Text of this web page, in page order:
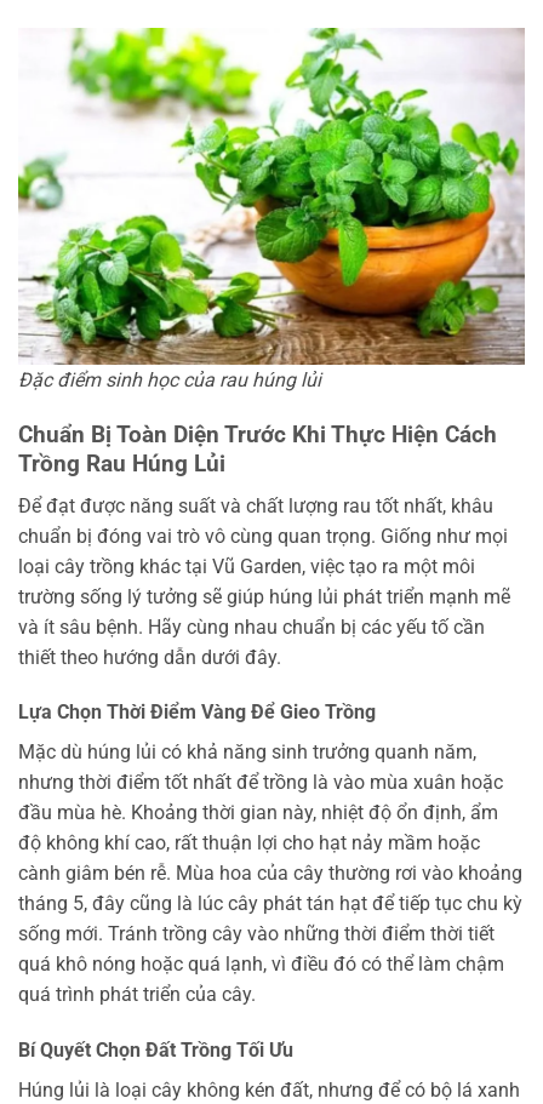
Đặc điểm sinh học của rau húng lủi
Chuẩn Bị Toàn Diện Trước Khi Thực Hiện Cách
Trồng Rau Húng Lủi
Để đạt được năng suất và chất lượng rau tốt nhất, khâu
chuẩn bị đóng vai trò vô cùng quan trọng. Giống như mọi
loại cây trồng khác tại Vũ Garden, việc tạo ra một môi
trường sống lý tưởng sẽ giúp húng lủi phát triển mạnh mẽ
và ít sâu bệnh. Hãy cùng nhau chuẩn bị các yếu tố cần
thiết theo hướng dẫn dưới đây.
Lựa Chọn Thời Điểm Vàng Để Gieo Trồng
Mặc dù húng lủi có khả năng sinh trưởng quanh năm,
nhưng thời điểm tốt nhất để trồng là vào mùa xuân hoặc
đầu mùa hè. Khoảng thời gian này, nhiệt độ ổn định, ẩm
độ không khí cao, rất thuận lợi cho hạt nảy mầm hoặc
cành giâm bén rễ. Mùa hoa của cây thường rơi vào khoảng
tháng 5, đây cũng là lúc cây phát tán hạt để tiếp tục chu kỳ
sống mới. Tránh trồng cây vào những thời điểm thời tiết
quá khô nóng hoặc quá lạnh, vì điều đó có thể làm chậm
quá trình phát triển của cây.
Bí Quyết Chọn Đất Trồng Tối Ưu
Húng lủi là loại cây không kén đất, nhưng để có bộ lá xanh